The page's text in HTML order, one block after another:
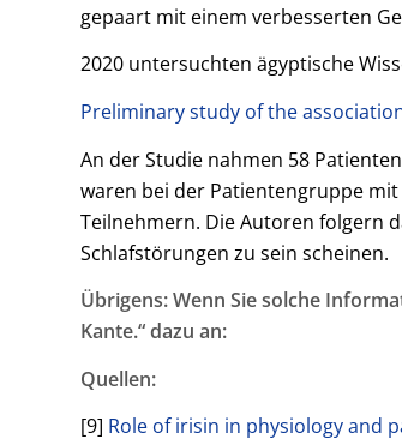
gepaart mit einem verbesserten
2020 untersuchten ägyptische
Preliminary study of the
An der Studie nahmen 58
waren bei der Patientengruppe
Teilnehmern. Die Autoren folgern
Schlafstörungen zu sein scheinen.
Übrigens: Wenn Sie solche
Kante.“ dazu an:
Quellen:
[9] Role of irisin in physiology and